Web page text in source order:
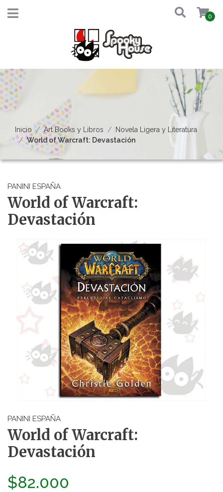
0
Inicio Art Books y Libros
Novela Ligera y Literatura
World of Warcraft: Devastación
PANINI ESPAÑA
World of Warcraft:
Devastación
PANINI ESPAÑA
World of Warcraft:
Devastación
$82.000